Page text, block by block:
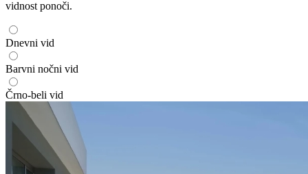
vidnost ponoči.
Dnevni vid
Barvni nočni vid
Črno-beli vid